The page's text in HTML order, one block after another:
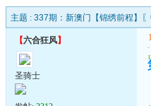
主题 : 337期：新澳门【锦绣前程】
【六合狂风】
圣骑士